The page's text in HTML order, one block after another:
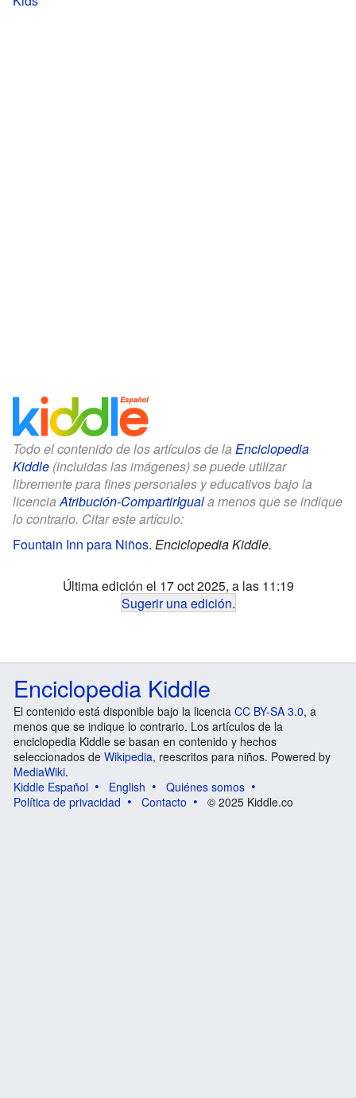
Todo el contenido de los artículos de la Enciclopedia
Kiddle (incluidas las imágenes) se puede utilizar
libremente para fines personales y educativos bajo la
licenciaAtribución-CompartirIguala menos que se indique
lo contrario. Citar este artículo:
Fountain Inn para Niños. Enciclopedia Kiddle.
Última edición el 17 oct 2025, a las 11:19
Sugerir una edición.
Enciclopedia Kiddle
El contenido está disponible bajo la licencia CC BY-SA 3.0, a
menos que se indique lo contrario. Los artículos de la
enciclopedia Kiddle se basan en contenido y hechos
seleccionados de Wikipedia, reescritos para niños. Powered by
MediaWiki.
Kiddle Español
English
Quiénes somos
Política de privacidad
Contacto © 2025 Kiddle.co